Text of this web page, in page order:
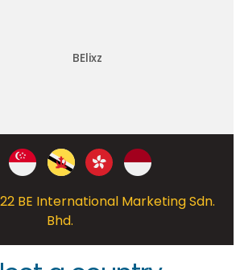
BElixz
BE International Marketing Sdn.
Bhd.